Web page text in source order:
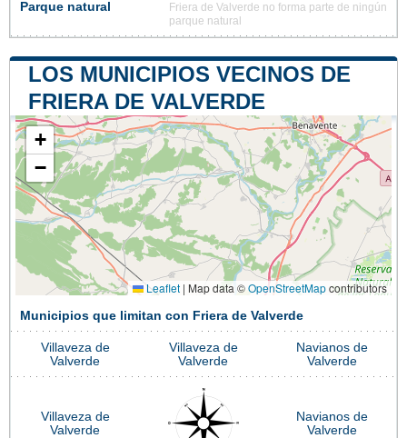
Parque natural
Friera de Valverde no forma parte de ningún
parque natural
LOS MUNICIPIOS VECINOS DE
FRIERA DE VALVERDE
+
−
Leaflet | Map data ©OpenStreetMapcontributors
Municipios que limitan con Friera de Valverde
Villaveza de
Valverde
Villaveza de
Valverde
Navianos de
Valverde
Villaveza de
Valverde
Navianos de
Valverde